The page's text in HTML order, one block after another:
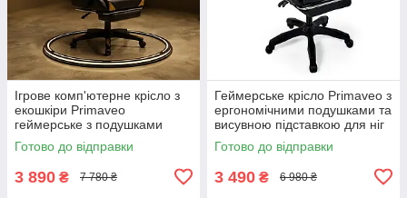
Ігрове комп'ютерне крісло з
екошкіри Primaveo
геймерське з подушками
підставкою для ніг та
регульований кут нахилу
Готово до відправки
3 890 ₴ 7 780 ₴
Геймерське крісло Primaveo з
ергономічними подушками та
висувною підставкою для ніг
із штучної шкіри спортивне
домашнє Чорний
Готово до відправки
3 490 ₴ 6 980 ₴